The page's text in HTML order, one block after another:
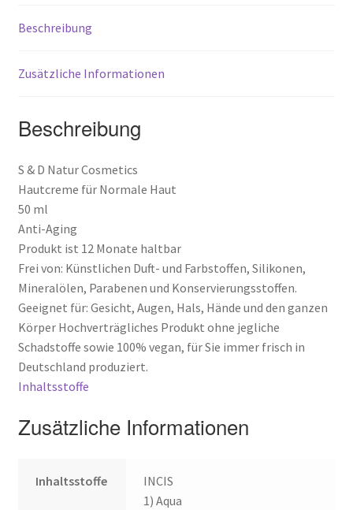
Kasse
Komedogen
Microfasertuch
Muster-Widerrufsformular
Über uns
Versandarten
Zahlungsarten
Beschreibung
Zusätzliche Informationen
Beschreibung
S & D Natur Cosmetics
Hautcreme für Normale Haut
50 ml
Anti-Aging
Produkt ist 12 Monate haltbar
Frei von: Künstlichen Duft- und Farbstoffen, Silikonen,
Mineralölen, Parabenen und Konservierungsstoffen.
Geeignet für: Gesicht, Augen, Hals, Hände und den ganzen
Körper Hochverträgliches Produkt ohne jegliche
Schadstoffe sowie 100% vegan, für Sie immer frisch in
Deutschland produziert.
Inhaltsstoffe
Zusätzliche Informationen
Inhaltsstoffe
INCIS
1) Aqua